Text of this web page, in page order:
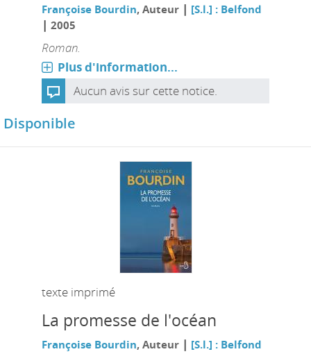
Françoise Bourdin, Auteur | [S.l.] : Belfond
| 2005
Roman.
Plus d'information...
Aucun avis sur cette notice.
Disponible
texte imprimé
La promesse de l'océan
Françoise Bourdin, Auteur | [S.l.] : Belfond